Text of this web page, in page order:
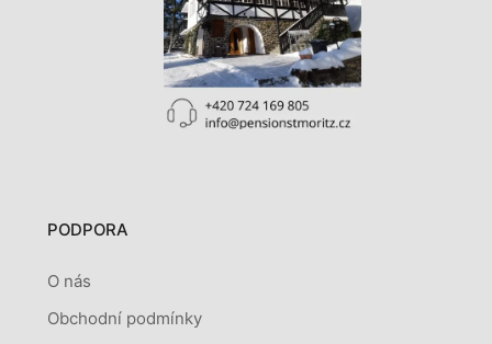
PODPORA
O nás
Obchodní podmínky